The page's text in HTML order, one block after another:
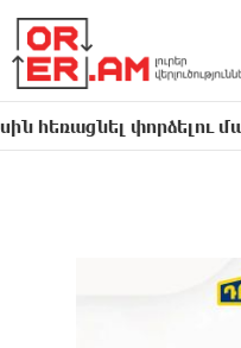
փորձելու մասին